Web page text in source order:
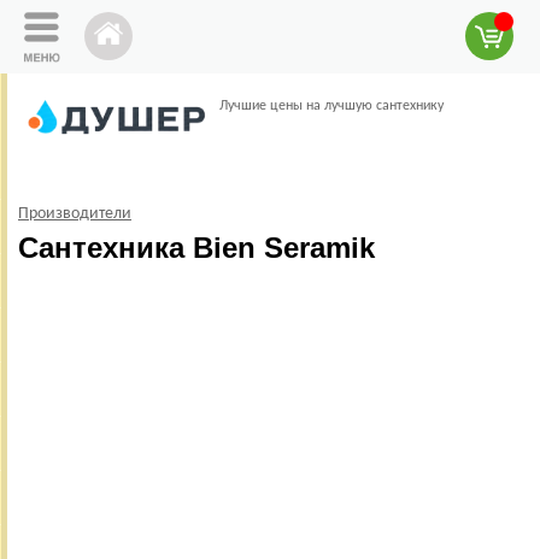
Лучшие цены на лучшую сантехнику
Производители
Сантехника Bien Seramik